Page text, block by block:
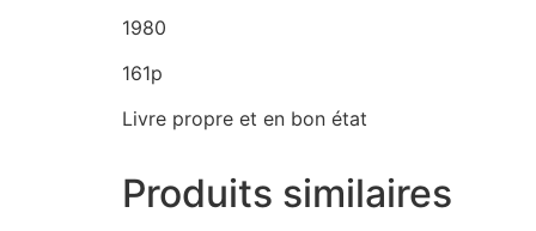
1980
161p
Livre propre et en bon état
Produits similaires